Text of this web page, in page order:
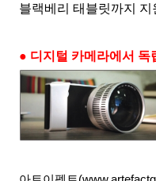
블랙베리 태블릿까지
● 디지털 카메라에서 독